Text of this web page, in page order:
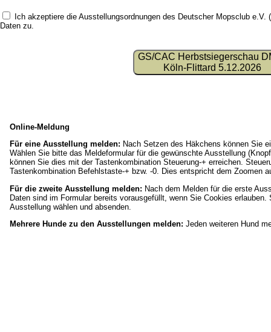
Ich akzeptiere die Ausstellungsordnungen des Deutscher Mopsclub e.V.
Daten zu.
GS/CAC Herbstsiegerschau
Köln-Flittard 5.12.2026